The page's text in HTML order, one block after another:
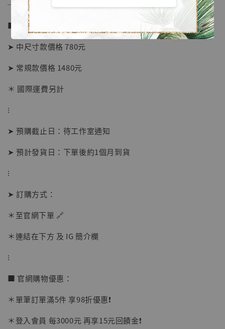
【店內現貨】海賊王 系列蒐藏雕像 布魯克達
──────────────
■ 販售資訊 (NT$)：
➤ 中尺寸款價格 780元
➤ 常規款價格 1480元
＊ 國際運費另計
⁝
➤ 預購截止日：待工作室通知
➤ 預計發貨日：下單後約1個月到貨
⁝
➤ 訂購方式：
＊至官網下單 🔗
＊連結在下方 及 IG 簡介欄
⁝
■ 官網購物優惠：
＊單筆訂單滿5件 享98折優惠❗️
＊登入會員 每3000元 再享15元回饋金❗️